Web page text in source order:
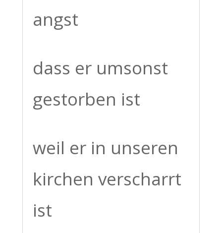
angst
dass er umsonst
gestorben ist
weil er in unseren
kirchen verscharrt
ist